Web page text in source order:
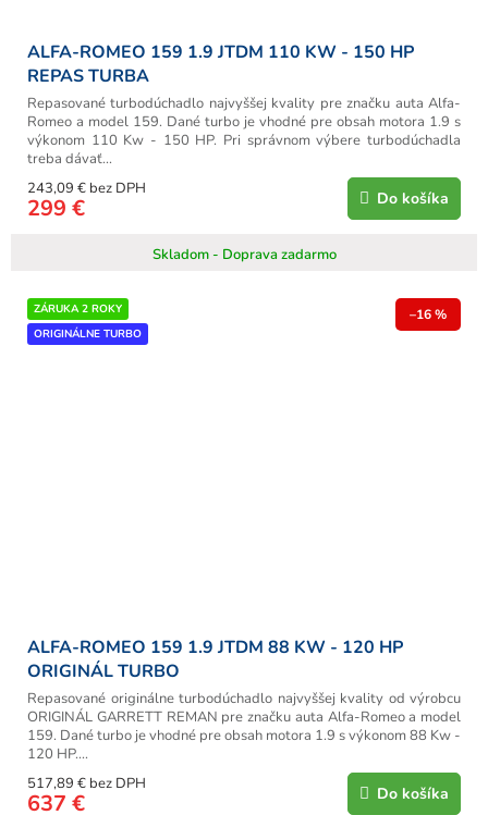
ALFA-ROMEO 159 1.9 JTDM 110 KW - 150 HP
REPAS TURBA
Skladom - Doprava zadarmo
243,09 € bez DPH
299 € Do košíka
Repasované turbodúchadlo najvyššej kvality pre značku auta Alfa-
Romeo a model 159. Dané turbo je vhodné pre obsah motora 1.9 s
výkonom 110 Kw - 150 HP. Pri správnom výbere turbodúchadla
treba dávať...
ZÁRUKA 2 ROKY
ORIGINÁLNE TURBO
–16 %
ALFA-ROMEO 159 1.9 JTDM 88 KW - 120 HP
ORIGINÁL TURBO
517,89 € bez DPH
637 € Do košíka
Repasované originálne turbodúchadlo najvyššej kvality od výrobcu
ORIGINÁL GARRETT REMAN pre značku auta Alfa-Romeo a model
159. Dané turbo je vhodné pre obsah motora 1.9 s výkonom 88 Kw -
120 HP....